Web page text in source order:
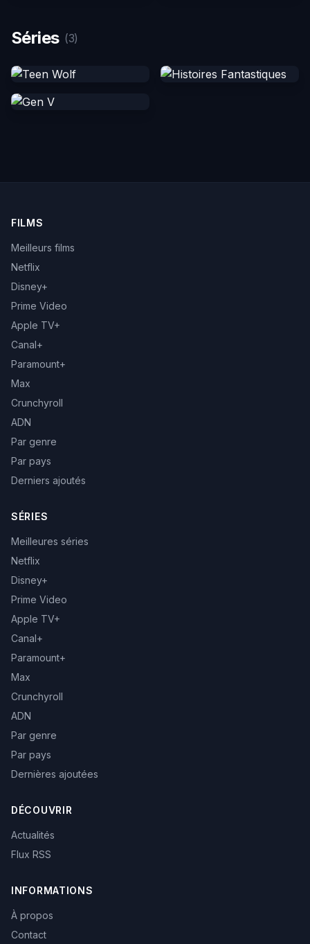
Séries (3)
FILMS
Meilleurs films
Netflix
Disney+
Prime Video
Apple TV+
Canal+
Paramount+
Max
Crunchyroll
ADN
Par genre
Par pays
Derniers ajoutés
SÉRIES
Meilleures séries
Netflix
Disney+
Prime Video
Apple TV+
Canal+
Paramount+
Max
Crunchyroll
ADN
Par genre
Par pays
Dernières ajoutées
DÉCOUVRIR
Actualités
Flux RSS
INFORMATIONS
À propos
Contact